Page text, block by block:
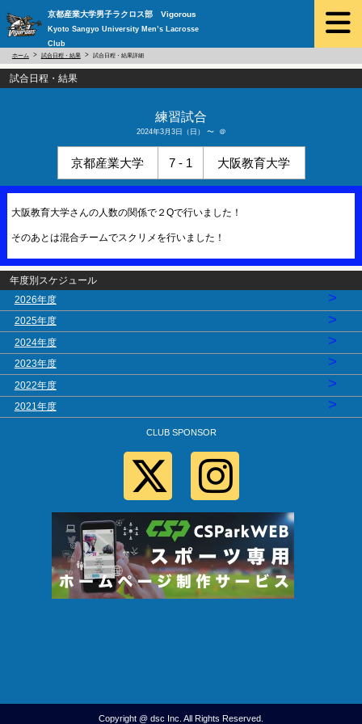
京都産業大学男子ラクロス部 Vigorous
Kyoto Sangyo University Men’s Lacrosse
Club
ホーム 試合日程・結果 試合日程・結果詳細
試合日程・結果
練習試合
2024年3月3日（日） 〜 ＠
京都産業大学 7 - 1 大阪教育大学
大阪教育大学さんの人数の関係で２Qで行いました！
そのあとは混合チームでスクリメを行いました！
年度別スケジュール
2026年度
>
2025年度 >
2024年度 >
2023年度 >
2022年度 >
2021年度 >
CLUB SPONSOR
Copyright @ dsc Inc. All Rights Reserved.